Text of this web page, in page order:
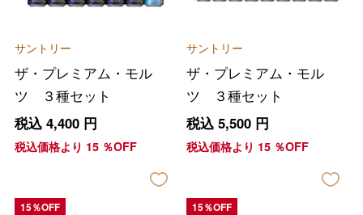
サントリー
ザ・プレミアム・モル
ツ ３種セット
税込 4,400円
税込価格より 15％OFF
サントリー
ザ・プレミアム・モル
ツ ３種セット
税込 5,500円
税込価格より 15％OFF
15％OFF 15％OFF